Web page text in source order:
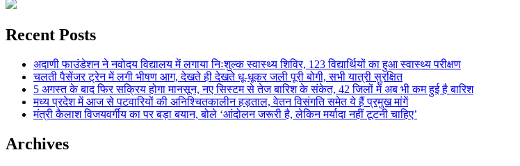
Recent Posts
अदाणी फाउंडेशन ने नवोदय विद्यालय में लगाया निःशुल्क स्वास्थ्य शिविर, 123 विद्यार्थियों का हुआ स्वास्थ्य परीक्षण
चलती पैसेंजर ट्रेन में लगी भीषण आग, देखते ही देखते धू-धूकर जली पूरी बोगी, सभी यात्री सुरक्षित
5 अगस्त के बाद फिर सक्रिय होगा मानसून, नए सिस्टम से तेज बारिश के संकेत, 42 जिलों में अब भी कम हुई है बारिश
मध्य प्रदेश में आज से पटवारियों की अनिश्चितकालीन हड़ताल, वेतन विसंगति समेत ये हैं प्रमुख मांगें
मंत्री कैलाश विजयवर्गीय का पर बड़ा बयान, बोले ‘आंदोलन जरूरी है, लेकिन मर्यादा नहीं टूटनी चाहिए’
Archives